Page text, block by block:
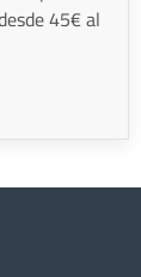
45€ al